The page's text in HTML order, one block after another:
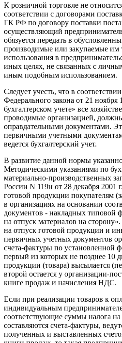
К розничной торговле не
соответствии с договорами
ГК РФ по договору поставки
осуществляющий
обязуется передать в
производимые или закупаемые им
использования в
иных целях, не связанных с
иным подобным использованием.
Следует учесть, что в
Федерального закона от 21
бухгалтерском учете» все
проводимые организацией,
оправдательными документами.
первичными учетными
ведется бухгалтерский учет.
В развитие данной нормы
Методическими указаниями по
материально-производственных
России N 119н от 28 декабря 2001
готовой продукции покупателям
в организациях на основании
документов - накладных
на отпуск материалов на
на отпуск готовой продукции и
первичных учетных документов
счета-фактуры по установленной
первый из которых не позднее 10
продукции (товара) высылается
второй остается у организации-
книге продаж и начисления НДС.
Если при реализации товаров к
индивидуальным
соответствующие суммы налога
составляются счета-фактуры,
полученных и выставленных